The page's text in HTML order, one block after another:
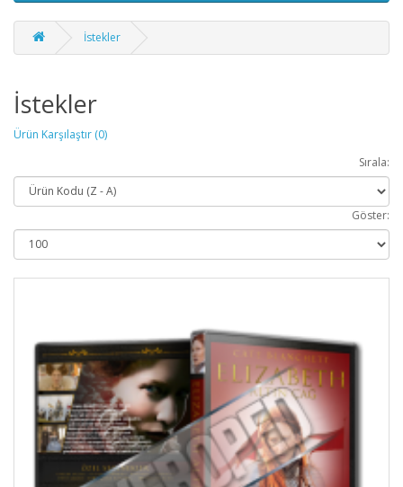
İstekler
İstekler
Ürün Karşılaştır (0)
Sırala:
Göster: